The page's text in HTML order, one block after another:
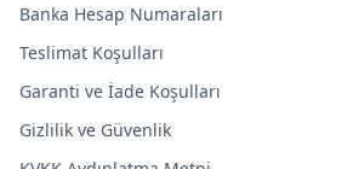
Banka Hesap Numaraları
Teslimat Koşulları
Garanti ve İade Koşulları
Gizlilik ve Güvenlik